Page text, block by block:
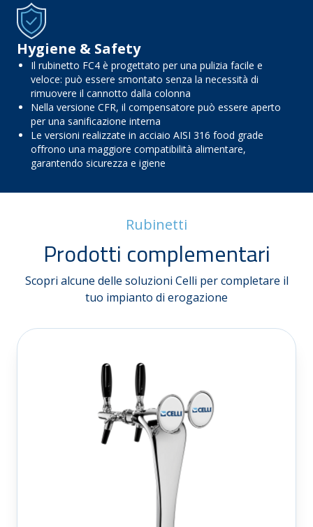
Hygiene & Safety
Il rubinetto FC4 è progettato per una pulizia facile e
veloce: può essere smontato senza la necessità di
rimuovere il cannotto dalla colonna
Nella versione CFR, il compensatore può essere aperto
per una sanificazione interna
Le versioni realizzate in acciaio AISI 316 food grade
offrono una maggiore compatibilità alimentare,
garantendo sicurezza e igiene
Rubinetti
Prodotti complementari
Scopri alcune delle soluzioni Celli per completare il
tuo impianto di erogazione